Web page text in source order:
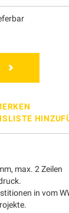
max. 2 Zeilen
in vom